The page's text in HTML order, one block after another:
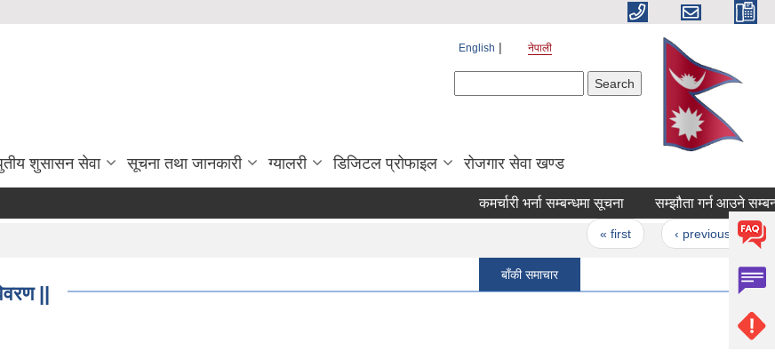
English नेपाली
शुसासन सेवा सूचना तथा जानकारी ग्यालरी डिजिटल प्रोफाइल रोजगार सेवा खण्ड
कमर्चारी भर्ना सम्बन्धमा सूचना
« first ‹ previous …
बाँकी समाचार
||